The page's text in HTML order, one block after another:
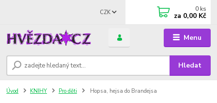
Menu
CZK
Hledat
0 ks
za 0,00 Kč
Úvod KNIHY Pro děti Hopsa, hejsa do Brandejsa